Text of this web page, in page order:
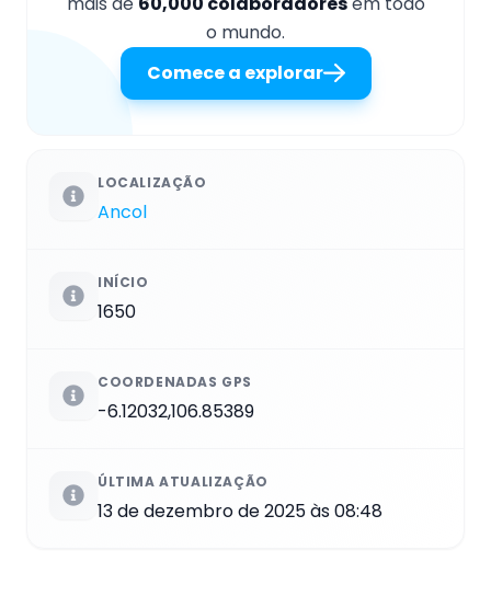
o mundo.
Comece a explorar
LOCALIZAÇÃO
Ancol
INÍCIO
1650
COORDENADAS GPS
-6.12032,106.85389
ÚLTIMA ATUALIZAÇÃO
13 de dezembro de 2025 às 08:48